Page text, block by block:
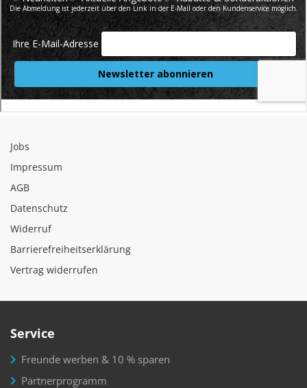
Jobs
Impressum
AGB
Datenschutz
Widerruf
Barrierefreiheitserklärung
Vertrag widerrufen
Service
Freunde werben & 10 % sparen
Partnerprogramm